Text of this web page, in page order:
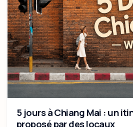
5 jours à Chiang Mai : un
proposé par des locaux